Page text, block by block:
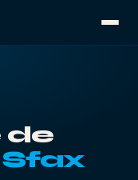
de
Sfax